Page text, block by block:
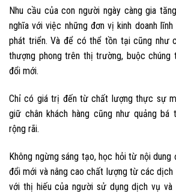
Nhu cầu của con người ngày càng gia
nghĩa với việc những đơn vị kinh doanh
phát triển. Và để có thể tồn tại cũng như
thượng phong trên thị trường, buộc chúng
đổi mới.
Chỉ có giá trị đến từ chất lượng thực sự
giữ chân khách hàng cũng như quảng bá
rộng rãi.
Không ngừng sáng tạo, học hỏi từ nội dung
đổi mới và nâng cao chất lượng từ các dịch
với thị hiếu của người sử dụng dịch vụ và